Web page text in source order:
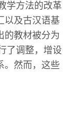
学方法的改革
以及古汉语基
的教材被分为
了调整，增设
。然而，这些